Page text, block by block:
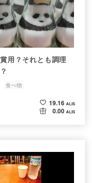
用？それとも調理
食べ物
19.16 ALIS
0.00 ALIS